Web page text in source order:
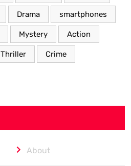
Drama smartphones
Mystery Action
Thriller Crime
About